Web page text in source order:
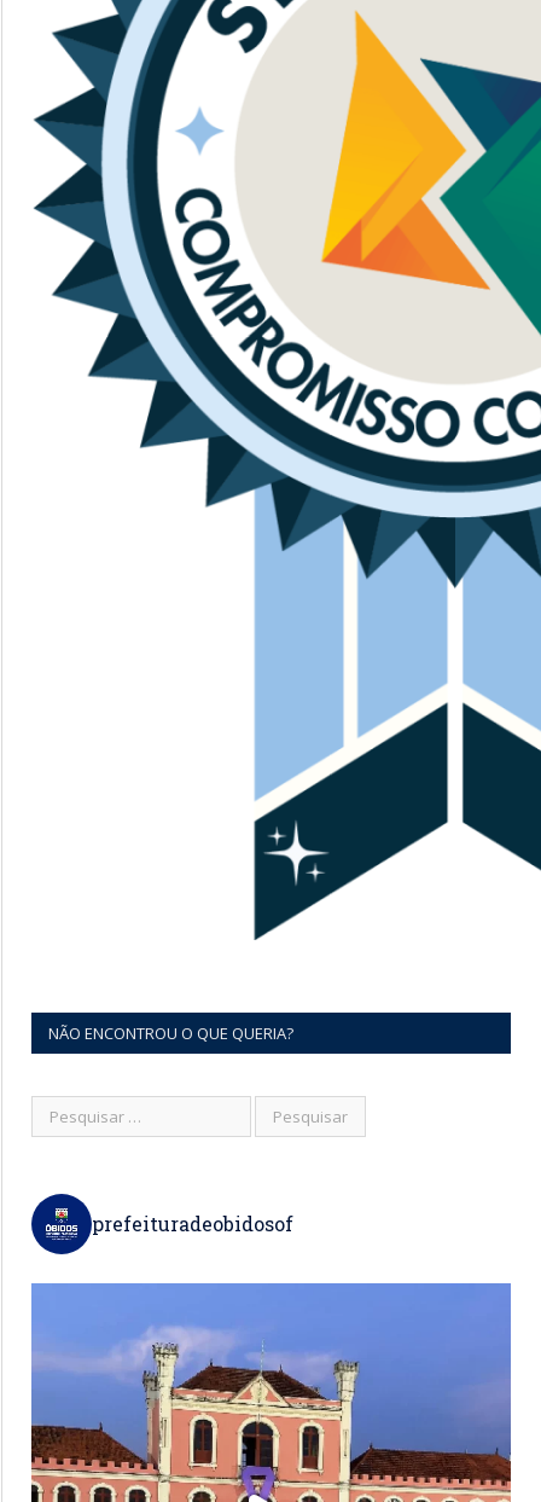
NÃO ENCONTROU O QUE QUERIA?
prefeituradeobidosof